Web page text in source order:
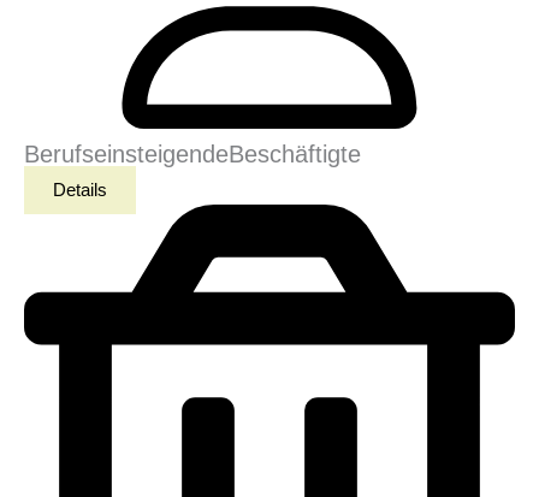
BerufseinsteigendeBeschäftigte
Details